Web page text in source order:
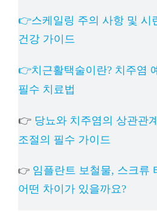
👉스케일링 주의 사항 및 시
건강 가이드
👉치근활택술이란? 치주염
필수 치료법
👉 당뇨와 치주염의 상관관
조절의 필수 가이드
👉 임플란트 보철물, 스크류
어떤 차이가 있을까요?